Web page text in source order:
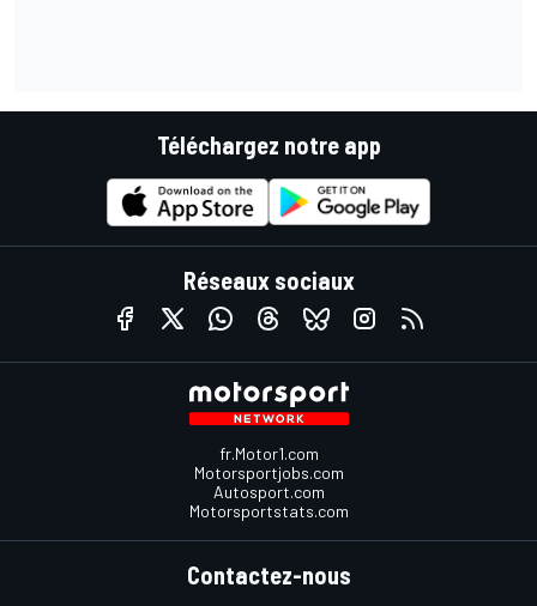
Téléchargez notre app
Réseaux sociaux
fr.Motor1.com
Motorsportjobs.com
Autosport.com
Motorsportstats.com
Contactez-nous